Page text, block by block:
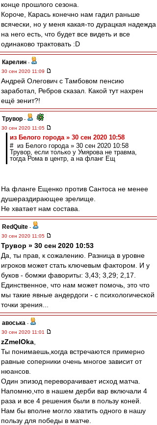
конце прошлого сезона.
Короче, Карась конечно нам гадил раньше
всячески, но у меня какая-то дурацкая надежда
на него есть, что будет все видеть и все
одинаково трактовать :D
Карелин -
30 сен 2020 11:09
Андрей Олегович с Тамбовом пенсию
заработал, Ребров сказал. Какой тут нахрен
ещё зенит?!
Трувор -
30 сен 2020 11:05
из Белого города » 30 сен 2020 10:58
# из Белого города » 30 сен 2020 10:58
Трувор, если только у Умярова не травма,
тогда Рома в центр, а на фланг Ещ
На фланге Ещенко против Сантоса не менее
душераздирающее зрелище.
Не хватает нам состава.
RedQuite -
30 сен 2020 11:05
Трувор » 30 сен 2020 10:53
Да, ты прав, к сожалению. Разница в уровне
игроков может стать ключевым фактором. И у
буков - бомжи фавориты: 3,43; 3,29; 2,17.
Единственное, что нам может помочь, это что
мы такие явные андердоги - с психологической
точки зрения...
авоська -
30 сен 2020 11:01
zZmeIOka
Ты понимаешь,когда встречаются примерно
равные соперники очень многое зависит от
нюансов.
Один эпизод переворачивает исход матча.
Напомню,что в нашем дерби вар включали 4
раза и все 4 решения были в пользу коней.
Нам бы вполне могло хватить одного в нашу
пользу для победы в матче.